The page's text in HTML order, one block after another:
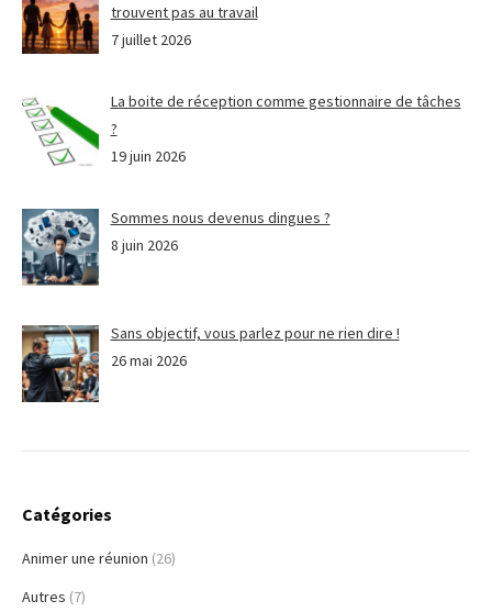
trouvent pas au travail
7 juillet 2026
La boite de réception comme gestionnaire de tâches
?
19 juin 2026
Sommes nous devenus dingues ?
8 juin 2026
Sans objectif, vous parlez pour ne rien dire !
26 mai 2026
Catégories
Animer une réunion (26)
Autres (7)